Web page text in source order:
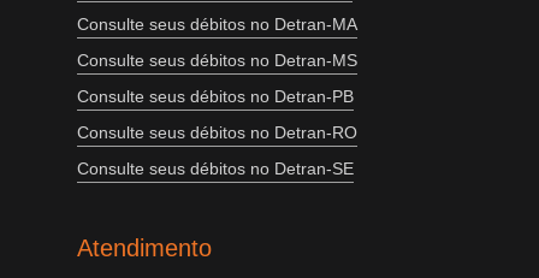
Consulte seus débitos no Detran-MA
Consulte seus débitos no Detran-MS
Consulte seus débitos no Detran-PB
Consulte seus débitos no Detran-RO
Consulte seus débitos no Detran-SE
Atendimento